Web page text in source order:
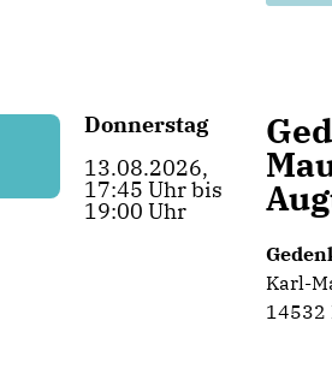
Donnerstag
13.08.2026,
17:45 Uhr bis
19:00 Uhr
Karl-
14532